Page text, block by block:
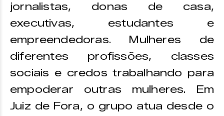
jornalistas, donas de casa,
executivas, estudantes e
empreendedoras. Mulheres de
diferentes profissões, classes
sociais e credos trabalhando para
empoderar outras mulheres. Em
Juiz de Fora, o grupo atua desde o